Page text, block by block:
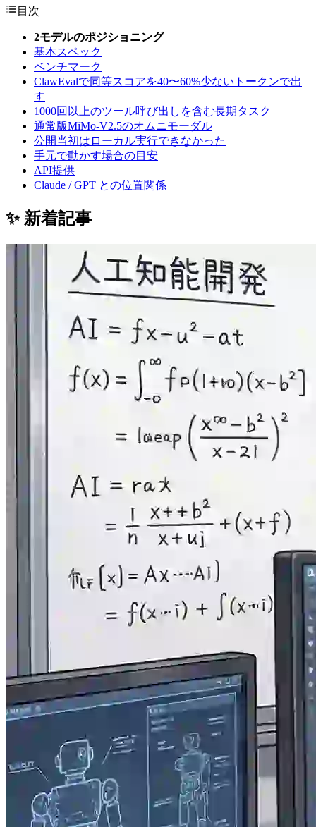
目次
2モデルのポジショニング
基本スペック
ベンチマーク
ClawEvalで同等スコアを40〜60%少ないトークンで出
す
1000回以上のツール呼び出しを含む長期タスク
通常版MiMo-V2.5のオムニモーダル
公開当初はローカル実行できなかった
手元で動かす場合の目安
API提供
Claude / GPT との位置関係
✨ 新着記事